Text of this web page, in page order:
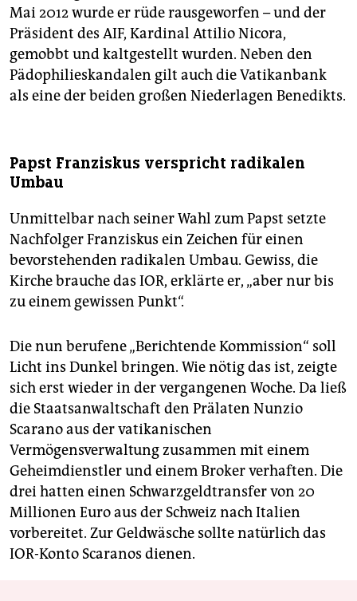
Mai 2012 wurde er rüde rausgeworfen – und der
Präsident des AIF, Kardinal Attilio Nicora,
gemobbt und kaltgestellt wurden. Neben den
Pädophilieskandalen gilt auch die Vatikanbank
als eine der beiden großen Niederlagen Benedikts.
Papst Franziskus verspricht radikalen
Umbau
Unmittelbar nach seiner Wahl zum Papst setzte
Nachfolger Franziskus ein Zeichen für einen
bevorstehenden radikalen Umbau. Gewiss, die
Kirche brauche das IOR, erklärte er, „aber nur bis
zu einem gewissen Punkt“.
Die nun berufene „Berichtende Kommission“ soll
Licht ins Dunkel bringen. Wie nötig das ist, zeigte
sich erst wieder in der vergangenen Woche. Da ließ
die Staatsanwaltschaft den Prälaten Nunzio
Scarano aus der vatikanischen
Vermögensverwaltung zusammen mit einem
Geheimdienstler und einem Broker verhaften. Die
drei hatten einen Schwarzgeldtransfer von 20
Millionen Euro aus der Schweiz nach Italien
vorbereitet. Zur Geldwäsche sollte natürlich das
IOR-Konto Scaranos dienen.